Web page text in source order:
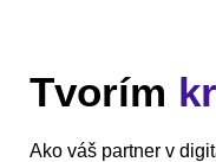
Tvorím
Ako váš partner v